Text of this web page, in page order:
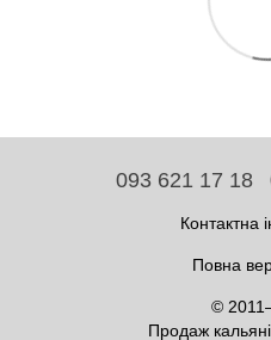
093 621 17 18
Контактна
Повна
©
Продаж